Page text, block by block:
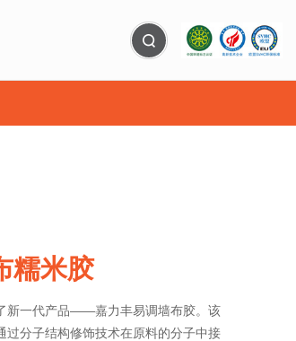
糯米胶
新一代产品——嘉力丰易调墙布胶。该
过分子结构修饰技术在原料的分子中接